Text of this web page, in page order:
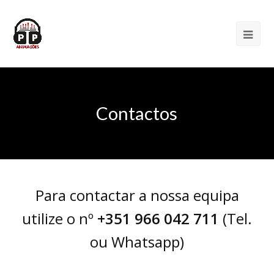
Contactos
Para contactar a nossa equipa
utilize o nº +351 966 042 711 (Tel.
ou Whatsapp)